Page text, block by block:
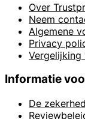
Over
Neem
Algemene
Privacy
Vergelijking
Informatie
De